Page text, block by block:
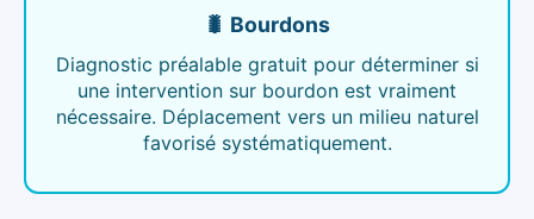
🐛 Bourdons
Diagnostic préalable gratuit pour déterminer si
une intervention sur bourdon est vraiment
nécessaire. Déplacement vers un milieu naturel
favorisé systématiquement.